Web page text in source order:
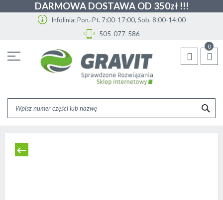
DARMOWA DOSTAWA OD 350zł !!!
Infolinia: Pon.-Pt. 7:00-17:00, Sob. 8:00-14:00
505-077-586
treści
0